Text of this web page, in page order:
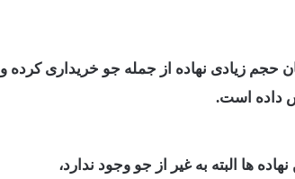
حجم زیادی نهاده از جمله جو خریداری کرده و